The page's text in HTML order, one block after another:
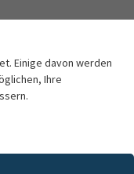
Einige davon werden
Ihre